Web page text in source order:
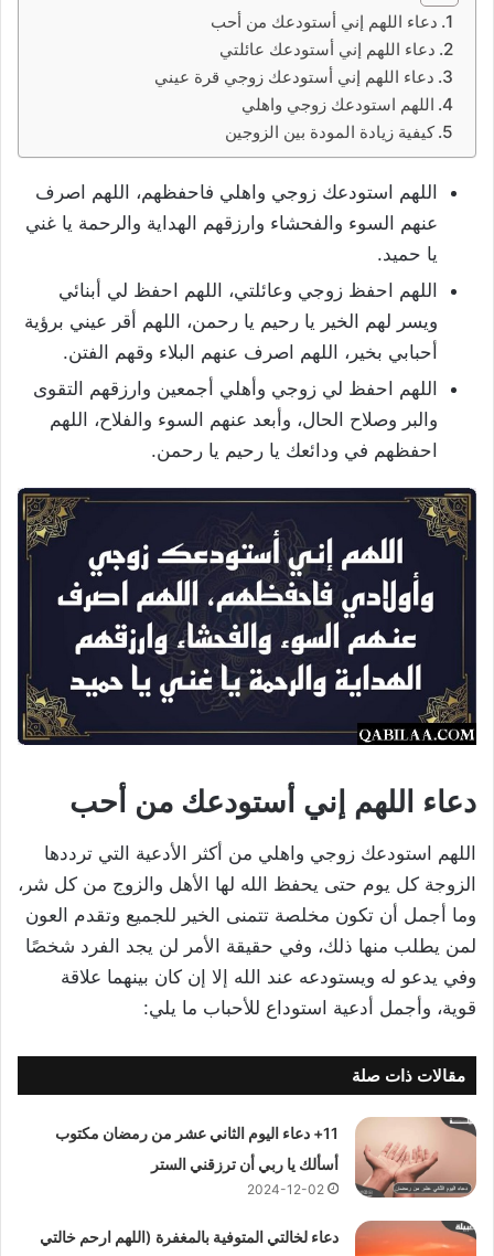
دعاء اللهم إني أستودعك من أحب
دعاء اللهم إني أستودعك عائلتي
دعاء اللهم إني أستودعك زوجي قرة عيني
اللهم استودعك زوجي واهلي
كيفية زيادة المودة بين الزوجين
اللهم استودعك زوجي واهلي فاحفظهم، اللهم اصرف
عنهم السوء والفحشاء وارزقهم الهداية والرحمة يا غني
يا حميد.
اللهم احفظ زوجي وعائلتي، اللهم احفظ لي أبنائي
ويسر لهم الخير يا رحيم يا رحمن، اللهم أقر عيني برؤية
أحبابي بخير، اللهم اصرف عنهم البلاء وقهم الفتن.
اللهم احفظ لي زوجي وأهلي أجمعين وارزقهم التقوى
والبر وصلاح الحال، وأبعد عنهم السوء والفلاح، اللهم
احفظهم في ودائعك يا رحيم يا رحمن.
دعاء اللهم إني أستودعك من أحب
اللهم استودعك زوجي واهلي من أكثر الأدعية التي ترددها
الزوجة كل يوم حتى يحفظ الله لها الأهل والزوج من كل شر،
وما أجمل أن تكون مخلصة تتمنى الخير للجميع وتقدم العون
لمن يطلب منها ذلك، وفي حقيقة الأمر لن يجد الفرد شخصًا
وفي يدعو له ويستودعه عند الله إلا إن كان بينهما علاقة
قوية، وأجمل أدعية استوداع للأحباب ما يلي:
مقالات ذات صلة
11+ دعاء اليوم الثاني عشر من رمضان مكتوب
أسألك يا ربي أن ترزقني الستر
2024-12-02
دعاء لخالتي المتوفية بالمغفرة (اللهم ارحم خالتي